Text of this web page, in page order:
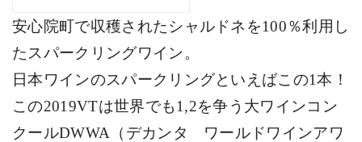
安心院町で収穫されたシャルドネを100％利用し
たスパークリングワイン。
日本ワインのスパークリングといえばこの1本！
この2019VTは世界でも1,2を争う大ワインコン
クールDWWA
（デカンタ ワールドワインアワ